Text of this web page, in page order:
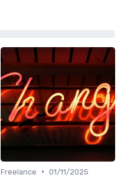
Freelance • 01/11/2025